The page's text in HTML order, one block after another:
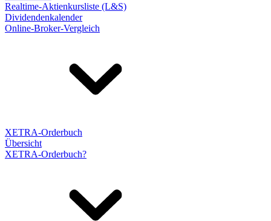
Realtime-Aktienkursliste (L&S)
Dividendenkalender
Online-Broker-Vergleich
XETRA-Orderbuch
Übersicht
XETRA-Orderbuch?